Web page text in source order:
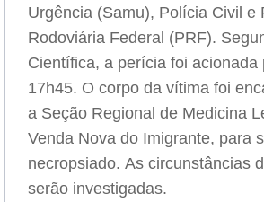
Urgência (Samu), Polícia Civil e
Rodoviária Federal (PRF).
Científica, a perícia foi acionada
17h45. O corpo da vítima foi
a Seção Regional de Medicina
Venda Nova do Imigrante, para
necropsiado. As circunstâncias
serão investigadas.